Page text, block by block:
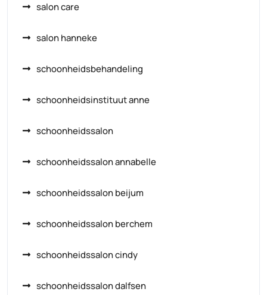
salon care
salon hanneke
schoonheidsbehandeling
schoonheidsinstituut anne
schoonheidssalon
schoonheidssalon annabelle
schoonheidssalon beijum
schoonheidssalon berchem
schoonheidssalon cindy
schoonheidssalon dalfsen